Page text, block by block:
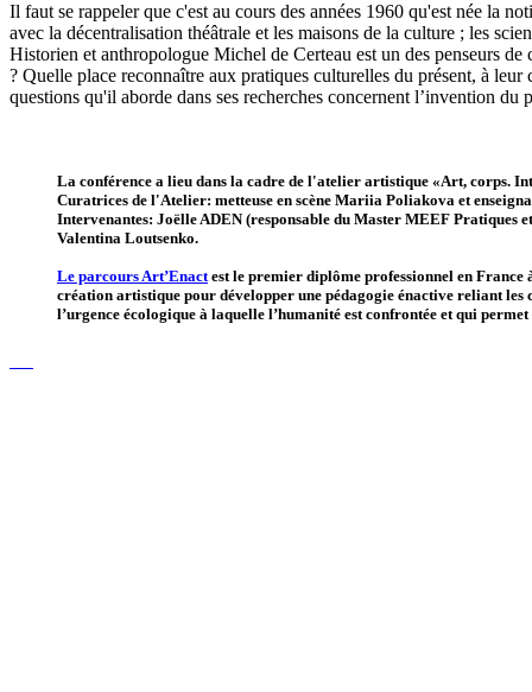
Il faut se rappeler que c'est au cours des années 1960 qu'est née la
avec la décentralisation théâtrale et les maisons de la culture ; les
Historien et anthropologue Michel de Certeau est un des penseurs
? Quelle place reconnaître aux pratiques culturelles du présent, à
questions qu'il aborde dans ses recherches concernent l’invention
La conférence a lieu dans la cadre de l'atelier artistique «Art, corps.
Curatrices de l'Atelier: metteuse en scène Mariia Poliakova et
Intervenantes: Joëlle ADEN (responsable du Master MEEF
Valentina Loutsenko.
Le parcours Art’Enactest le premier diplôme professionnel en France
création artistique pour développer une pédagogie énactive reliant les
l’urgence écologique à laquelle l’humanité est confrontée et qui